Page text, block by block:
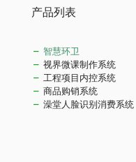
产品列表
智慧环卫
视界微课制作系统
工程项目内控系统
商品购销系统
澡堂人脸识别消费系统